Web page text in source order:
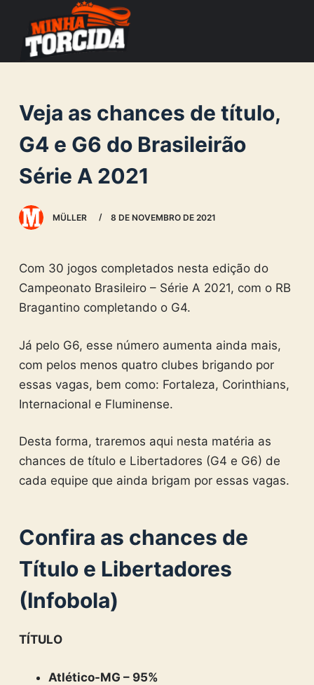
n
e
Veja as chances de título,
G4 e G6 do Brasileirão
Série A 2021
MÜLLER 8 DE NOVEMBRO DE 2021
Com 30 jogos completados nesta edição do
Campeonato Brasileiro – Série A 2021, com o RB
Bragantino completando o G4.
Já pelo G6, esse número aumenta ainda mais,
com pelos menos quatro clubes brigando por
essas vagas, bem como: Fortaleza, Corinthians,
Internacional e Fluminense.
Desta forma, traremos aqui nesta matéria as
chances de título e Libertadores (G4 e G6) de
cada equipe que ainda brigam por essas vagas.
Confira as chances de
Título e Libertadores
(Infobola)
TÍTULO
Atlético-MG – 95%